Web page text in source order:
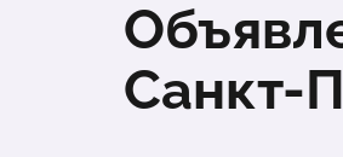
Санкт-